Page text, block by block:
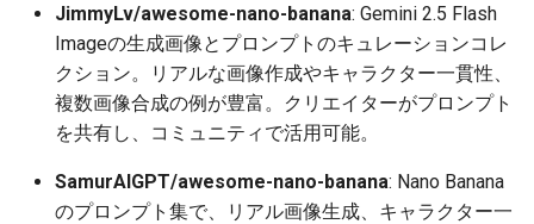
2026-06-29
2026-06-28
2026-06-26
2026-06-25
2025-12-13
2025-12-12
2025-12-11
2025-12-10
2026-06-29
2026-06-28
2026-06-26
2026-06-25
2025-12-13
2025-12-12
2025-12-11
2025-12-10
2026-03-08
2026-03-01
2026-02-22
2026-02-15
2025-09-19
2026-03-08
2026-03-01
2026-02-22
2026-02-15
2026-03-08
2026-03-01
2026-02-22
2026-02-15
2026-06-28
2026-06-26
2026-06-25
2026-06-24
2026-03-08
2026-03-01
2026-02-22
2026-02-15
2026-03-01
2026-02-22
2026-02-15
2026-02-08
2026-06-26
2026-06-25
2026-06-24
2026-06-23
2025-12-13
2025-12-12
2025-12-11
2025-12-10
2026-03-08
2026-03-01
2026-02-22
2026-02-15
2026-06-28
2026-06-27
2026-06-26
2026-06-25
2026-06-24
2026-06-23
2026-06-22
2026-06-21
JimmyLv/awesome-nano-banana: Gemini 2.5 Flash
Imageの生成画像とプロンプトのキュレーションコレ
クション。リアルな画像作成やキャラクター一貫性、
複数画像合成の例が豊富。クリエイターがプロンプト
を共有し、コミュニティで活用可能。
SamurAIGPT/awesome-nano-banana: Nano Banana
のプロンプト集で、リアル画像生成、キャラクター一